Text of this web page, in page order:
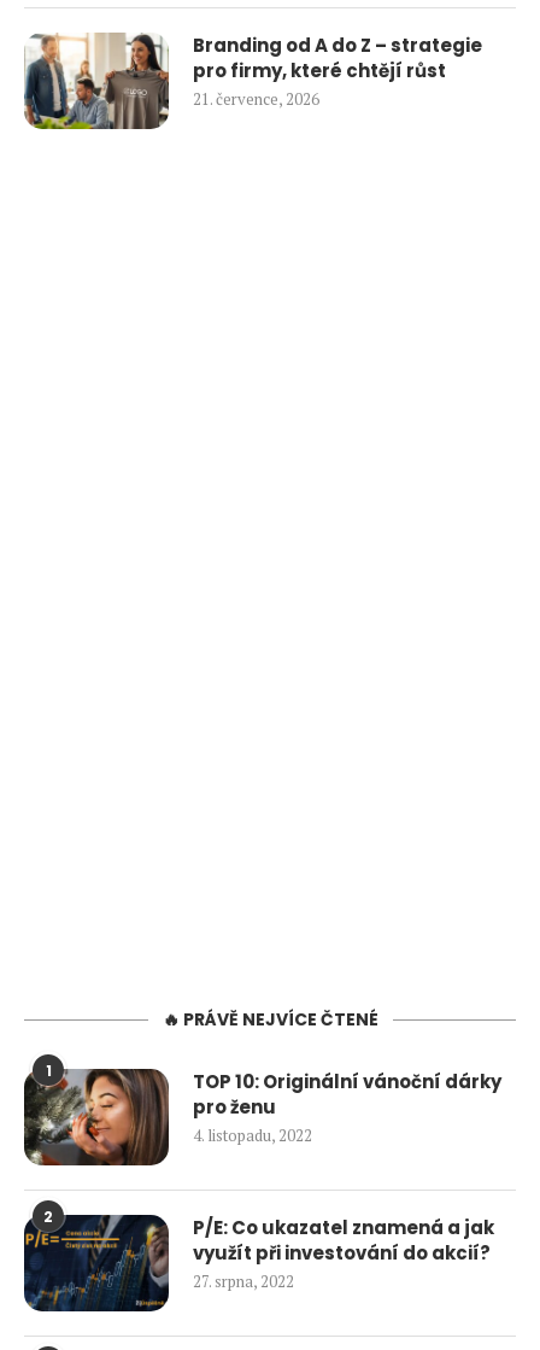
Branding od A do Z – strategie
pro firmy, které chtějí růst
21. července, 2026
🔥 PRÁVĚ NEJVÍCE ČTENÉ
1
TOP 10: Originální vánoční dárky
pro ženu
4. listopadu, 2022
2
P/E: Co ukazatel znamená a jak
využít při investování do akcií?
27. srpna, 2022